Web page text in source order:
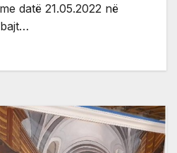
datë 21.05.2022 në